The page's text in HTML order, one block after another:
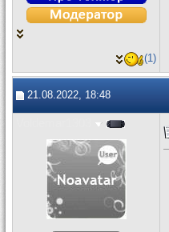
(1)
21.08.2022, 18:48